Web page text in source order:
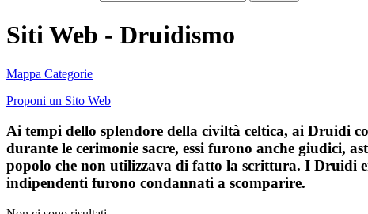
Siti Web - Druidismo
Mappa Categorie
Proponi un Sito Web
Ai tempi dello splendore della civiltà celtica, ai Druidi
durante le cerimonie sacre, essi furono anche giudici,
popolo che non utilizzava di fatto la scrittura. I Druidi
indipendenti furono condannati a scomparire.